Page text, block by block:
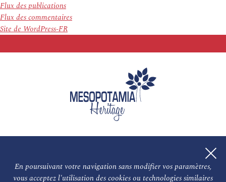
En poursuivant votre navigation sans modifier vos paramètres,
vous acceptez l'utilisation des cookies ou technologies similaires
Flux des publications
Flux des commentaires
Site de WordPress-FR